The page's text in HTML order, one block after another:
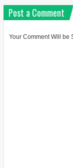
Post a Comment
Your Comment Will be